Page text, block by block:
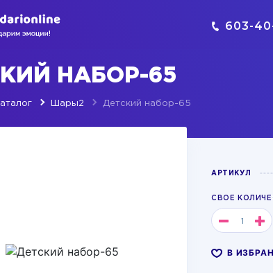
603-
НАБОР-65
Шары2 Детский набор-65
АРТИКУЛ
СВОЕ
В